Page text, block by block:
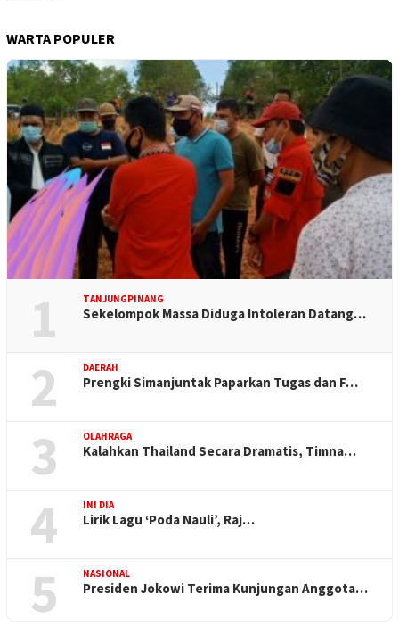
WARTA POPULER
1 TANJUNGPINANG
Sekelompok Massa Diduga Intoleran Datang…
2 DAERAH
Prengki Simanjuntak Paparkan Tugas dan F…
3 OLAHRAGA
Kalahkan Thailand Secara Dramatis, Timna…
4 INI DIA
Lirik Lagu ‘Poda Nauli’, Raj…
5 NASIONAL
Presiden Jokowi Terima Kunjungan Anggota…